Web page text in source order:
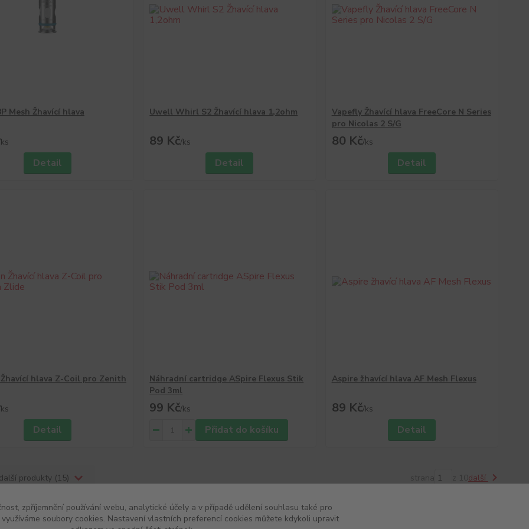
Mesh Žhavící hlava
ks
Detail
Uwell Whirl S2 Žhavící hlava 1,2ohm
89 Kč/ks
Detail
Vapefly Žhavící hlava FreeCore N Series
pro Nicolas 2 S/G
80 Kč/ks
Detail
hlava Z-Coil pro Zenith
ks
Detail
Náhradní cartridge ASpire Flexus Stik
Pod 3ml
99 Kč/ks
Přidat do košíku
Aspire žhavící hlava AF Mesh Flexus
89 Kč/ks
Detail
produkty (15) další
zpříjemnění používání webu, analytické účely a v případě udělení souhlasu také pro
soubory cookies. Nastavení vlastních preferencí cookies můžete kdykoli upravit